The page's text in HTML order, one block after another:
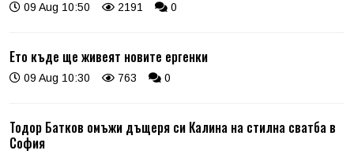
09 Aug 10:50 2191 0
Ето къде ще живеят новите ергенки
09 Aug 10:30 763 0
Тодор Батков омъжи дъщеря си Калина на стилна сватба в
София